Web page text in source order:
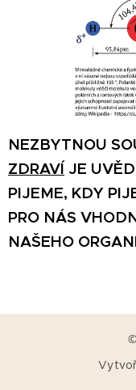
NEZBYTNOU
ZDRAVÍ JE
PIJEME, KDY
PRO NÁS
NAŠEHO